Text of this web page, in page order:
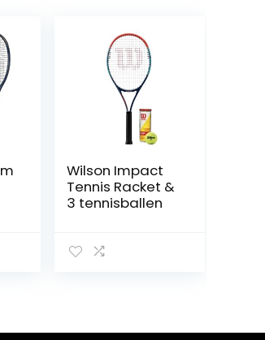
Wilson Impact
Tennis Racket &
3 tennisballen